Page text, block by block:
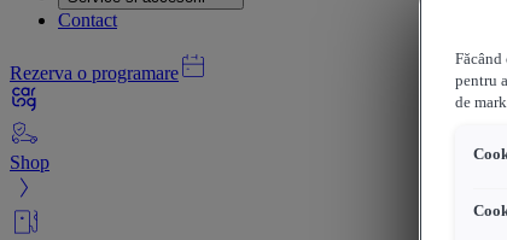
Contact
Rezerva o programare
Shop
pentru
de